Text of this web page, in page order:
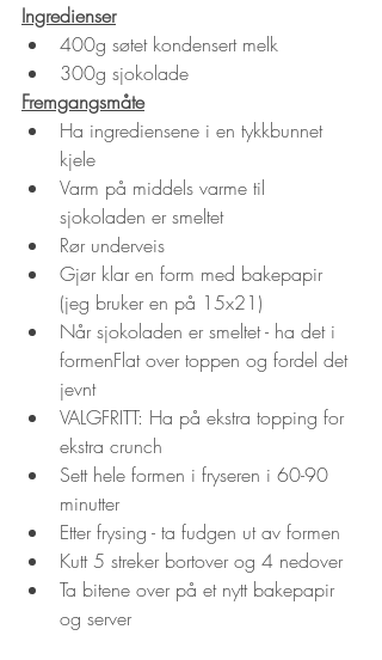
Ingredienser
400g søtet kondensert melk
300g sjokolade
Fremgangsmåte
Ha ingrediensene i en tykkbunnet
kjele
Varm på middels varme til
sjokoladen er smeltet
Rør underveis
Gjør klar en form med bakepapir
(jeg bruker en på 15x21)
Når sjokoladen er smeltet - ha det i
formenFlat over toppen og fordel det
jevnt
VALGFRITT: Ha på ekstra topping for
ekstra crunch
Sett hele formen i fryseren i 60-90
minutter
Etter frysing - ta fudgen ut av formen
Kutt 5 streker bortover og 4 nedover
Ta bitene over på et nytt bakepapir
og server